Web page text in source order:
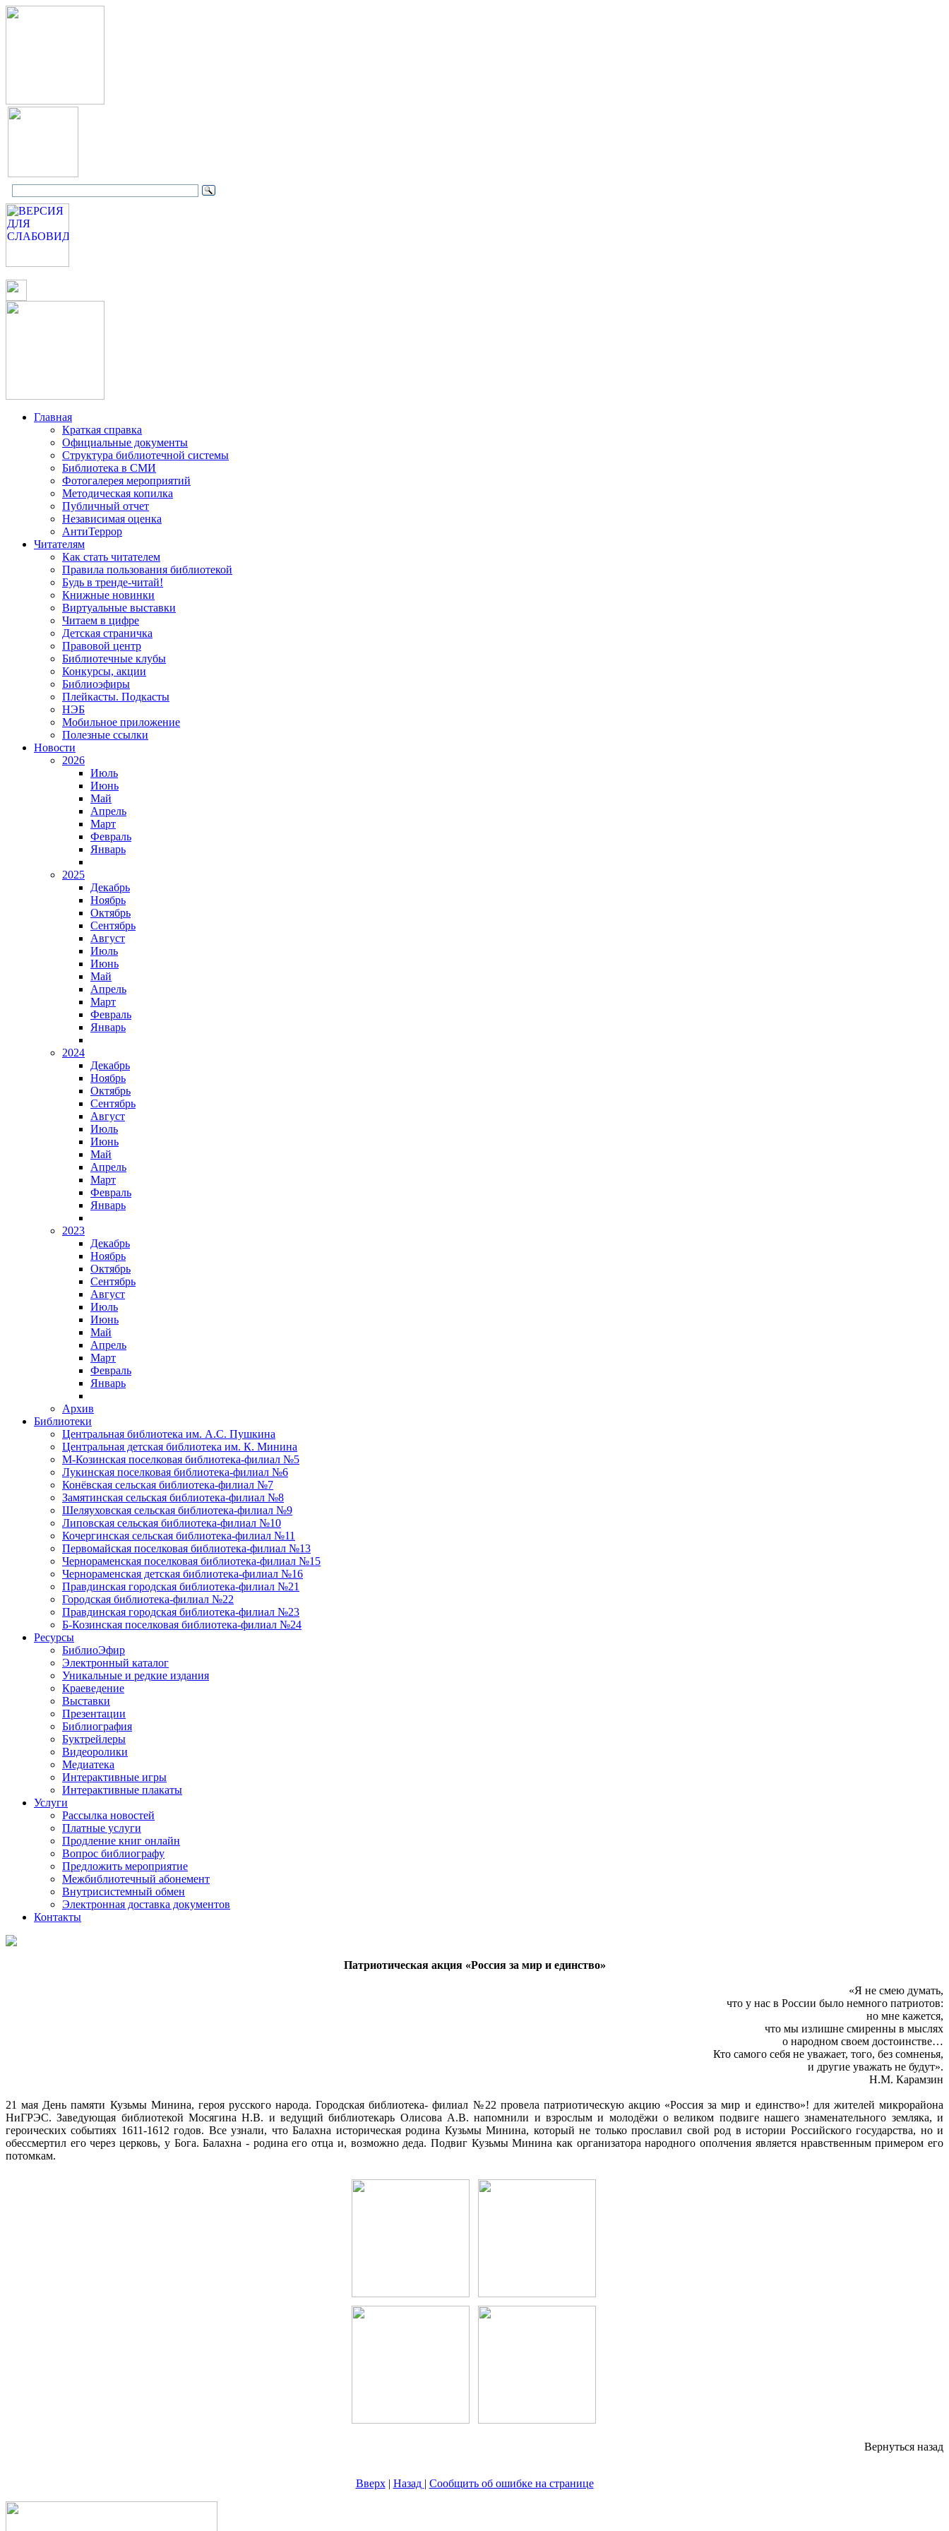
Главная
Краткая справка
Официальные документы
Структура библиотечной системы
Библиотека в СМИ
Фотогалерея мероприятий
Методическая копилка
Публичный отчет
Независимая оценка
АнтиТеррор
Читателям
Как стать читателем
Правила пользования библиотекой
Будь в тренде-читай!
Книжные новинки
Виртуальные выставки
Читаем в цифре
Детская страничка
Правовой центр
Библиотечные клубы
Конкурсы, акции
Библиоэфиры
Плейкасты. Подкасты
НЭБ
Мобильное приложение
Полезные ссылки
Новости
2026
Июль
Июнь
Май
Апрель
Март
Февраль
Январь
2025
Декабрь
Ноябрь
Октябрь
Сентябрь
Август
Июль
Июнь
Май
Апрель
Март
Февраль
Январь
2024
Декабрь
Ноябрь
Октябрь
Сентябрь
Август
Июль
Июнь
Май
Апрель
Март
Февраль
Январь
2023
Декабрь
Ноябрь
Октябрь
Сентябрь
Август
Июль
Июнь
Май
Апрель
Март
Февраль
Январь
Архив
Библиотеки
Центральная библиотека им. А.С. Пушкина
Центральная детская библиотека им. К. Минина
М-Козинская поселковая библиотека-филиал №5
Лукинская поселковая библиотека-филиал №6
Конёвская сельская библиотека-филиал №7
Замятинская сельская библиотека-филиал №8
Шеляуховская сельская библиотека-филиал №9
Липовская сельская библиотека-филиал №10
Кочергинская сельская библиотека-филиал №11
Первомайская поселковая библиотека-филиал №13
Чернораменская поселковая библиотека-филиал №15
Чернораменская детская библиотека-филиал №16
Правдинская городская библиотека-филиал №21
Городская библиотека-филиал №22
Правдинская городская библиотека-филиал №23
Б-Козинская поселковая библиотека-филиал №24
Ресурсы
БиблиоЭфир
Электронный каталог
Уникальные и редкие издания
Краеведение
Выставки
Презентации
Библиография
Буктрейлеры
Видеоролики
Медиатека
Интерактивные игры
Интерактивные плакаты
Услуги
Рассылка новостей
Платные услуги
Продление книг онлайн
Вопрос библиографу
Предложить мероприятие
Межбиблиотечный абонемент
Внутрисистемный обмен
Электронная доставка документов
Контакты
Патриотическая акция «Россия за мир и единство»
«Я не смею думать,
что у нас в России было немного патриотов:
но мне кажется,
что мы излишне смиренны в мыслях
о народном своем достоинстве…
Кто самого себя не уважает, того, без сомненья,
и другие уважать не будут».
Н.М. Карамзин
21 мая День памяти Кузьмы Минина, героя русского народа. Городская библиотека- филиал №22 провела патриотическую акцию «Россия за мир и единство»! для жителей микрорайона
НиГРЭС. Заведующая библиотекой Мосягина Н.В. и ведущий библиотекарь Олисова А.В. напомнили и взрослым и молодёжи о великом подвиге нашего знаменательного земляка, и
героических событиях 1611-1612 годов. Все узнали, что Балахна историческая родина Кузьмы Минина, который не только прославил свой род в истории Российского государства, но и
обессмертил его через церковь, у Бога. Балахна - родина его отца и, возможно деда. Подвиг Кузьмы Минина как организатора народного ополчения является нравственным примером его
потомкам.
Вернуться назад
Вверх| Назад | Сообщить об ошибке на странице